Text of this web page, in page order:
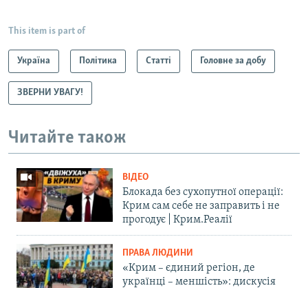
This item is part of
Україна Політика Статті Головне за добу
ЗВЕРНИ УВАГУ!
Читайте також
ВІДЕО
Блокада без сухопутної операції:
Крим сам себе не заправить і не
прогодує | Крим.Реалії
ПРАВА ЛЮДИНИ
«Крим – єдиний регіон, де
українці – меншість»: дискусія